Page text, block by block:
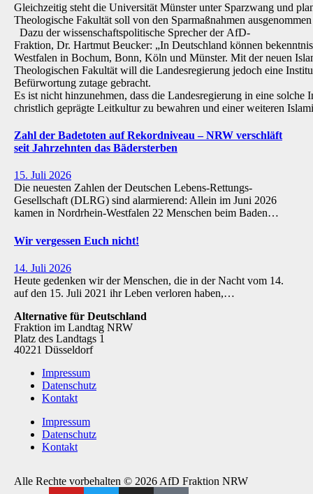
Gleichzeitig steht die Universität Münster unter Sparzwang und
Theologische Fakultät soll von den Sparmaßnahmen
Dazu der wissenschaftspolitische Sprecher der AfD-
Fraktion, Dr. Hartmut Beucker: „In Deutschland können
Westfalen in Bochum, Bonn, Köln und Münster. Mit der neuen
Theologischen Fakultät will die Landesregierung jedoch eine
Befürwortung zutage gebracht.
Es ist nicht hinzunehmen, dass die Landesregierung in eine
christlich geprägte Leitkultur zu bewahren und einer weiteren
Zahl der Badetoten auf Rekordniveau – NRW verschläft
seit Jahrzehnten das Bädersterben
15. Juli 2026
Die neuesten Zahlen der Deutschen Lebens-Rettungs-
Gesellschaft (DLRG) sind alarmierend: Allein im Juni 2026
kamen in Nordrhein-Westfalen 22 Menschen beim Baden…
Wir vergessen Euch nicht!
14. Juli 2026
Heute gedenken wir der Menschen, die in der Nacht vom 14.
auf den 15. Juli 2021 ihr Leben verloren haben,…
Alternative für Deutschland
Fraktion im Landtag NRW
Platz des Landtags 1
40221 Düsseldorf
Impressum
Datenschutz
Kontakt
Impressum
Datenschutz
Kontakt
Alle Rechte vorbehalten © 2026 AfD Fraktion NRW